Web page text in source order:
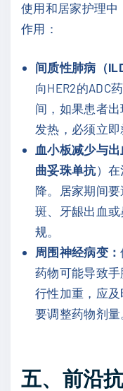
使用和居家护理中
作用：
间质性肺病（
向HER2的ADC
间，如果患者
发热，必须立即
血小板减少与出
曲妥珠单抗）
降。居家期间
斑、牙龈出血
规。
周围神经病变：
药物可能导致
行性加重，应
要调整药物剂量
五、前沿